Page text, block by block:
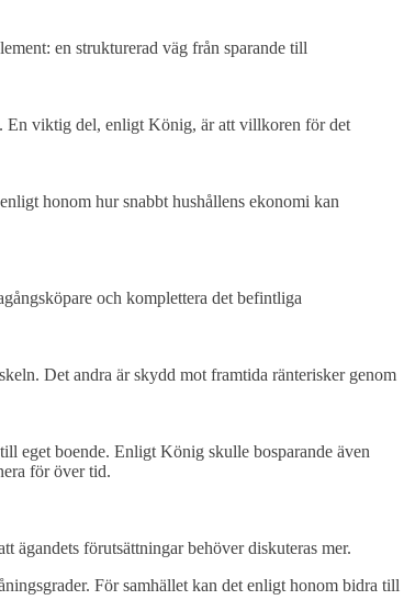
en strukturerad väg från sparande till
En viktig del, enligt König, är att villkoren för det
honom hur snabbt hushållens ekonomi kan
och komplettera det befintliga
Det andra är skydd mot framtida ränterisker genom
eget boende. Enligt König skulle bosparande även
för över tid.
ägandets förutsättningar behöver diskuteras mer.
För samhället kan det enligt honom bidra till